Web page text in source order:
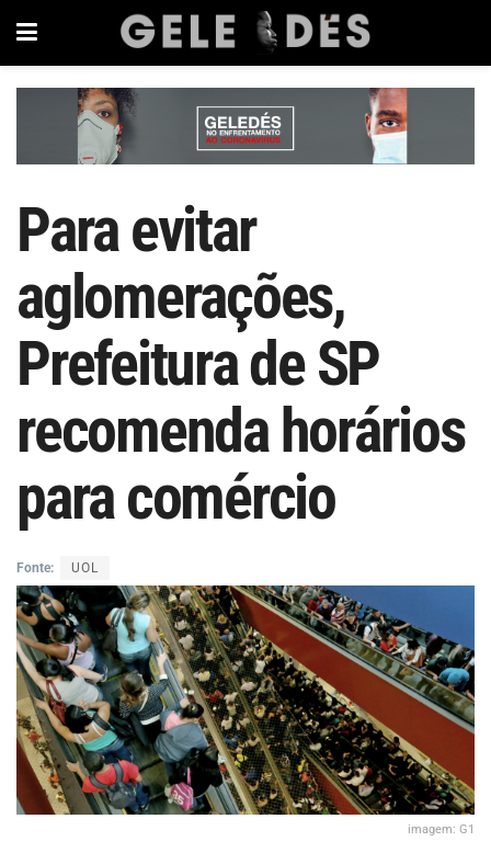
Para evitar
aglomerações,
Prefeitura de SP
recomenda horários
para comércio
Fonte: UOL
imagem: G1